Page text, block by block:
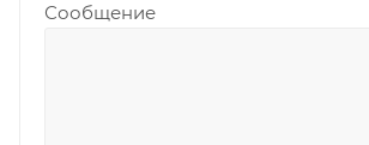
Сообщение